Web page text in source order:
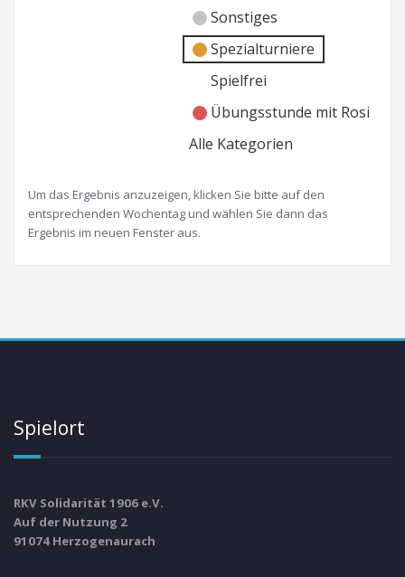
Sonstiges
Spezialturniere
Spielfrei
Übungsstunde mit Rosi
Alle Kategorien
Um das Ergebnis anzuzeigen, klicken Sie bitte auf den
entsprechenden Wochentag und wählen Sie dann das
Ergebnis im neuen Fenster aus.
Spielort
RKV Solidarität 1906 e.V.
Auf der Nutzung 2
91074 Herzogenaurach